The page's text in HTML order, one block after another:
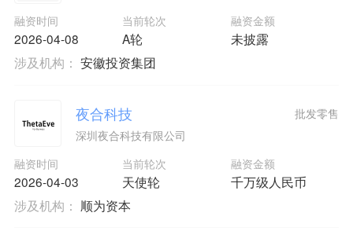
融资时间
2026-04-08
当前轮次
A轮
融资金额
未披露
涉及机构： 安徽投资集团
夜合科技
深圳夜合科技有限公司
融资时间
2026-04-03
当前轮次
天使轮
融资金额
千万级人民币
批发零售
涉及机构： 顺为资本